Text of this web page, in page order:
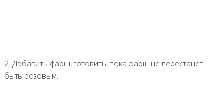
2. Добавить фарш, готовить, пока фарш не перестанет
быть розовым.